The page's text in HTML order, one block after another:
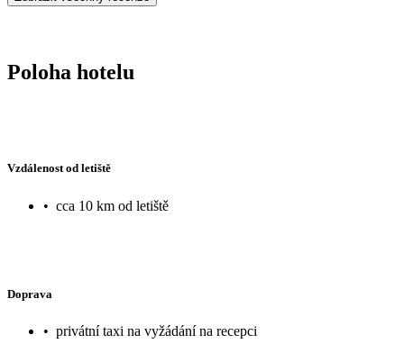
Poloha hotelu
Vzdálenost od letiště
• cca 10 km od letiště
Doprava
• privátní taxi na vyžádání na recepci